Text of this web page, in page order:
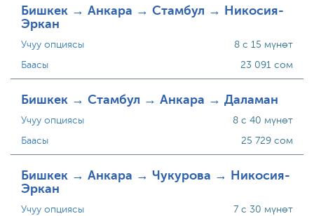
Бишкек → Анкара → Стамбул → Никосия-
Эркан
Учуу опциясы
Баасы
8 с 15 мүнөт
23 091 сом
Бишкек → Стамбул → Анкара → Даламан
Учуу опциясы
Баасы
8 с 40 мүнөт
25 729 сом
Бишкек → Анкара → Чукурова → Никосия-
Эркан
Учуу опциясы
7 с 30 мүнөт